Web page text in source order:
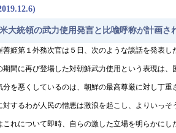
大統領の武力使用発言と比喩呼称が計画さ
姫第１外務次官は５日、次のような談話を発表し
間に再び登場した対朝鮮武力使用という表現は
を悪くしているのは、朝鮮の最高尊厳に対し丁
対するわが人民の憎悪は激浪を起こし、よりいっそ
れについて即時、自らの激した立場を明らかにし